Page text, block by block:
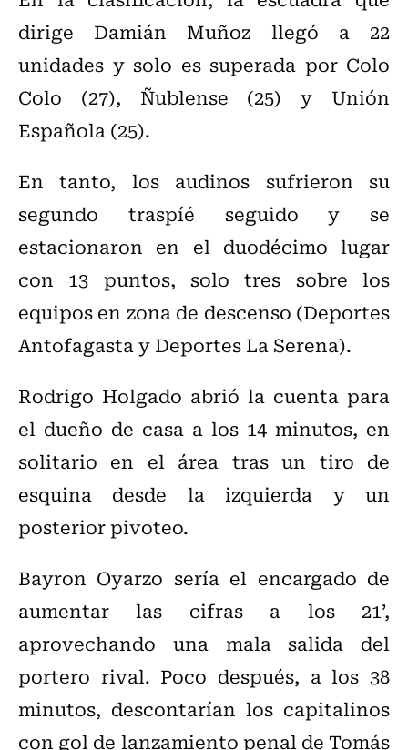
dirige Damián Muñoz llegó a 22
unidades y solo es superada por Colo
Colo (27), Ñublense (25) y Unión
Española (25).
En tanto, los audinos sufrieron su
segundo traspíé seguido y se
estacionaron en el duodécimo lugar
con 13 puntos, solo tres sobre los
equipos en zona de descenso (Deportes
Antofagasta y Deportes La Serena).
Rodrigo Holgado abrió la cuenta para
el dueño de casa a los 14 minutos, en
solitario en el área tras un tiro de
esquina desde la izquierda y un
posterior pivoteo.
Bayron Oyarzo sería el encargado de
aumentar las cifras a los 21’,
aprovechando una mala salida del
portero rival. Poco después, a los 38
minutos, descontarían los capitalinos
con gol de lanzamiento penal de Tomás